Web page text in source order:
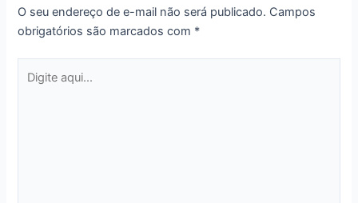
O seu endereço de e-mail não será publicado. Campos
obrigatórios são marcados com *
aqui...